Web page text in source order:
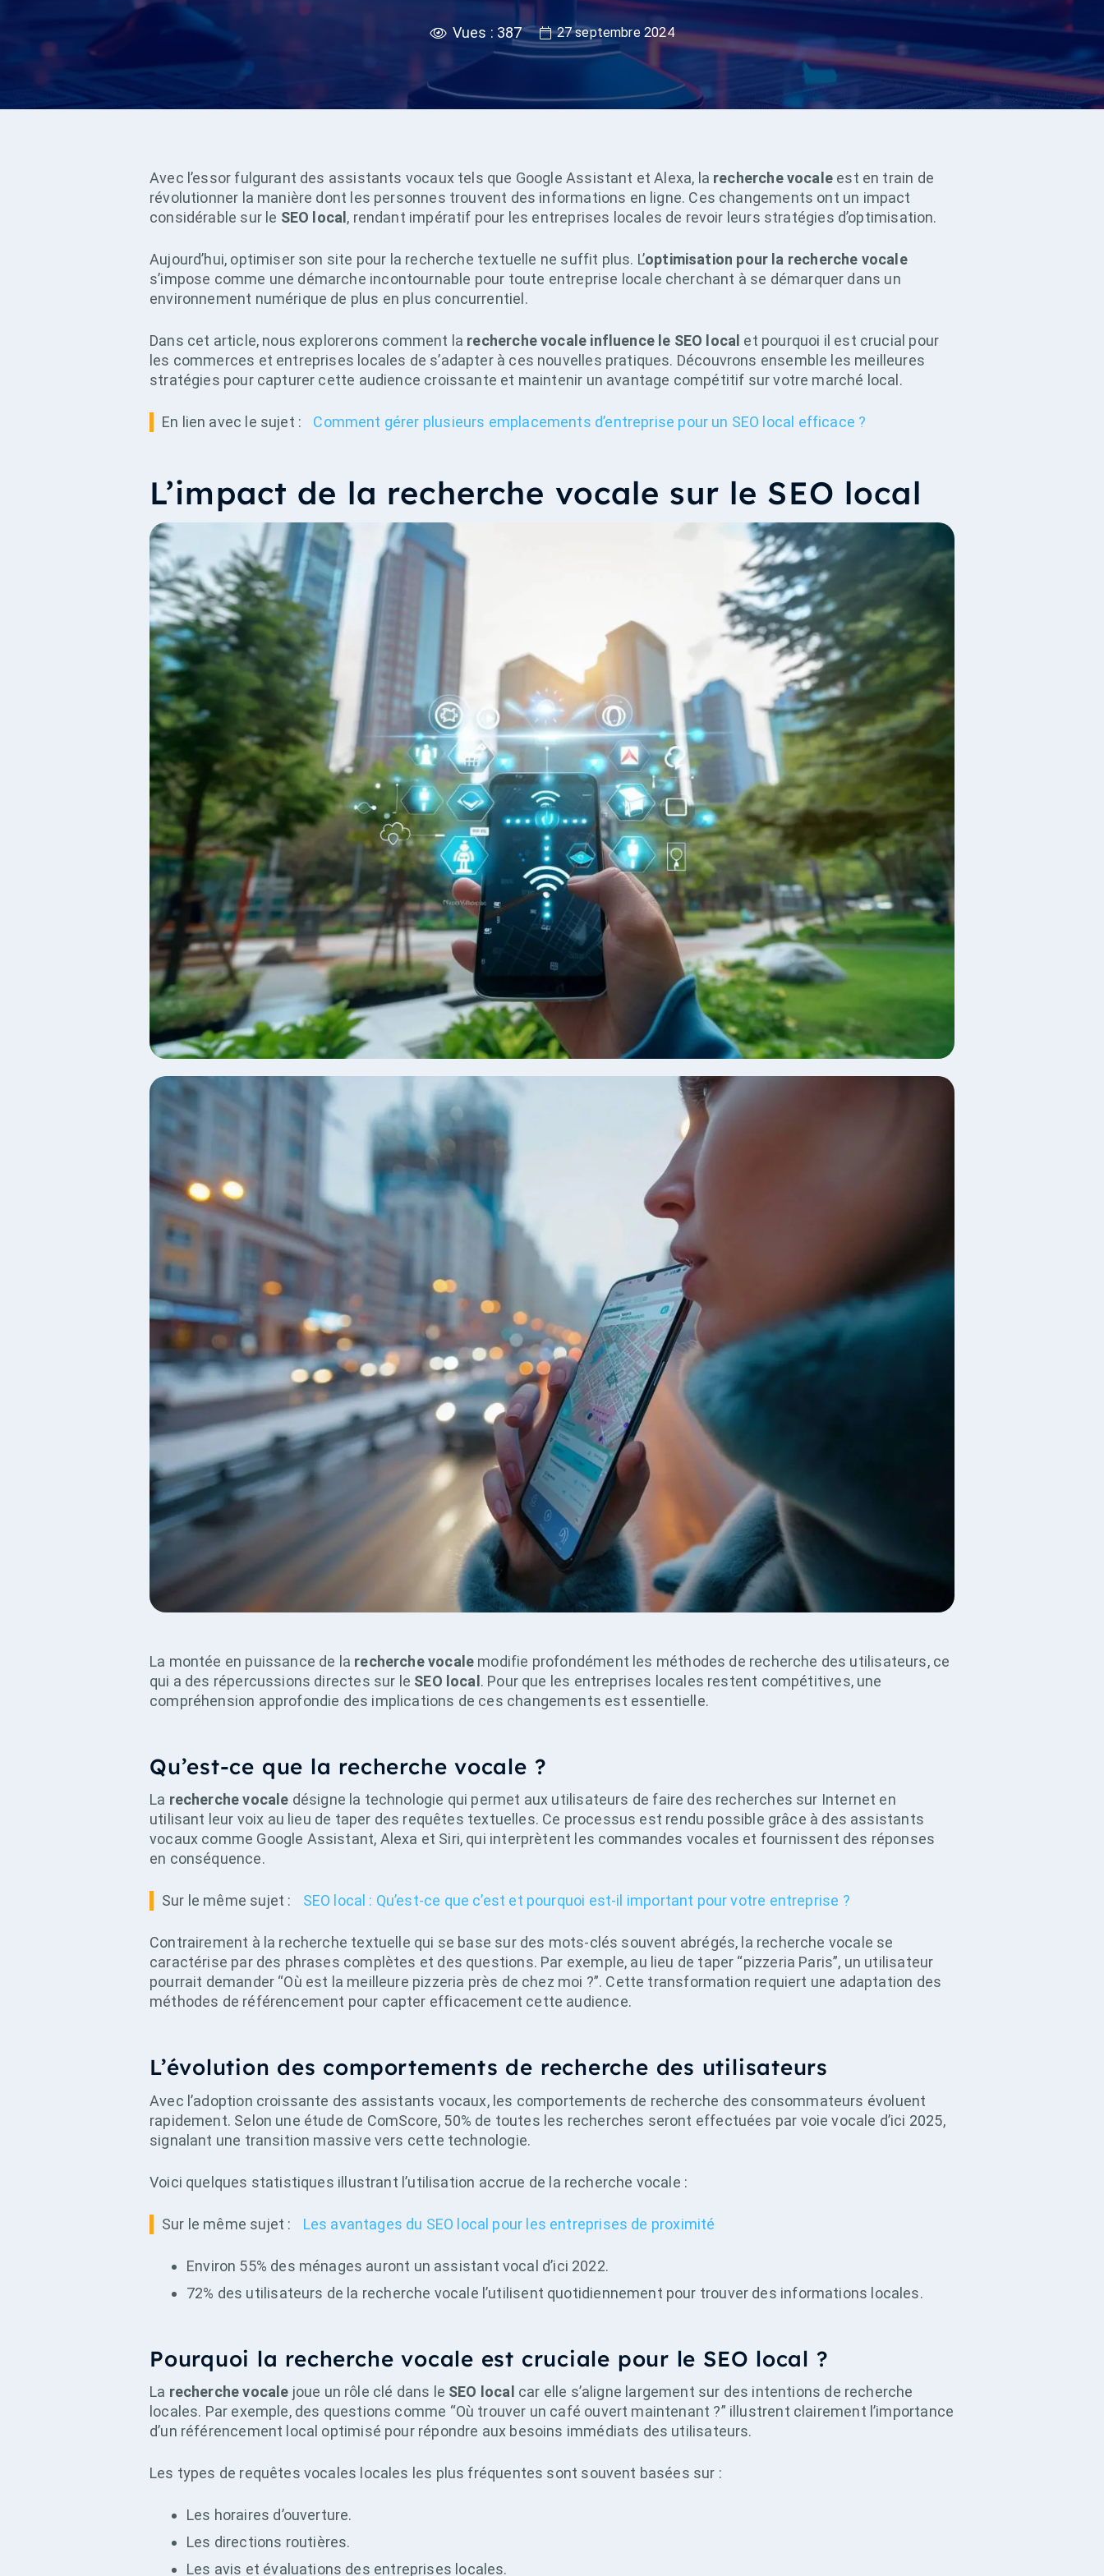
Vues : 387 27 septembre 2024
Avec l’essor fulgurant des assistants vocaux tels que Google Assistant et Alexa, la recherche vocale est en train de
révolutionner la manière dont les personnes trouvent des informations en ligne. Ces changements ont un impact
considérable sur le SEO local , rendant impératif pour les entreprises locales de revoir leurs stratégies d’optimisation.
Aujourd’hui, optimiser son site pour la recherche textuelle ne suffit plus. L’optimisation pour la recherche vocale
s’impose comme une démarche incontournable pour toute entreprise locale cherchant à se démarquer dans un
environnement numérique de plus en plus concurrentiel.
Dans cet article, nous explorerons comment la recherche vocale influence le SEO local et pourquoi il est crucial pour
les commerces et entreprises locales de s’adapter à ces nouvelles pratiques. Découvrons ensemble les meilleures
stratégies pour capturer cette audience croissante et maintenir un avantage compétitif sur votre marché local.
En lien avec le sujet : Comment gérer plusieurs emplacements d’entreprise pour un SEO local efficace ?
L’impact de la recherche vocale sur le SEO local
La montée en puissance de la recherche vocale modifie profondément les méthodes de recherche des utilisateurs, ce
qui a des répercussions directes sur le SEO local . Pour que les entreprises locales restent compétitives, une
compréhension approfondie des implications de ces changements est essentielle.
Qu’est-ce que la recherche vocale ?
La recherche vocale désigne la technologie qui permet aux utilisateurs de faire des recherches sur Internet en
utilisant leur voix au lieu de taper des requêtes textuelles. Ce processus est rendu possible grâce à des assistants
vocaux comme Google Assistant, Alexa et Siri, qui interprètent les commandes vocales et fournissent des réponses
en conséquence.
Sur le même sujet : SEO local : Qu’est-ce que c’est et pourquoi est-il important pour votre entreprise ?
Contrairement à la recherche textuelle qui se base sur des mots-clés souvent abrégés, la recherche vocale se
caractérise par des phrases complètes et des questions. Par exemple, au lieu de taper “pizzeria Paris”, un utilisateur
pourrait demander “Où est la meilleure pizzeria près de chez moi ?”. Cette transformation requiert une adaptation des
méthodes de référencement pour capter efficacement cette audience.
L’évolution des comportements de recherche des utilisateurs
Avec l’adoption croissante des assistants vocaux, les comportements de recherche des consommateurs évoluent
rapidement. Selon une étude de ComScore, 50% de toutes les recherches seront effectuées par voie vocale d’ici 2025,
signalant une transition massive vers cette technologie.
Voici quelques statistiques illustrant l’utilisation accrue de la recherche vocale :
Sur le même sujet : Les avantages du SEO local pour les entreprises de proximité
Environ 55% des ménages auront un assistant vocal d’ici 2022.
72% des utilisateurs de la recherche vocale l’utilisent quotidiennement pour trouver des informations locales.
Pourquoi la recherche vocale est cruciale pour le SEO local ?
La recherche vocale joue un rôle clé dans le SEO local car elle s’aligne largement sur des intentions de recherche
locales. Par exemple, des questions comme “Où trouver un café ouvert maintenant ?” illustrent clairement l’importance
d’un référencement local optimisé pour répondre aux besoins immédiats des utilisateurs.
Les types de requêtes vocales locales les plus fréquentes sont souvent basées sur :
Les horaires d’ouverture.
Les directions routières.
Les avis et évaluations des entreprises locales.